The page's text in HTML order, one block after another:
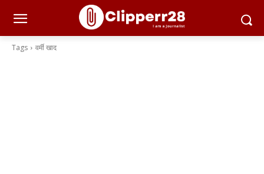
Tags वर्मी खाद